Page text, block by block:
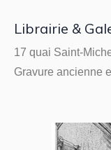
Librairie &
17 quai Saint-
Gravure ancienne